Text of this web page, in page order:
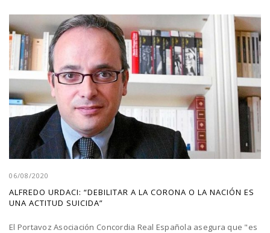
06/08/2020
ALFREDO URDACI: “DEBILITAR A LA CORONA O LA NACIÓN ES
UNA ACTITUD SUICIDA”
El Portavoz Asociación Concordia Real Española asegura que "es